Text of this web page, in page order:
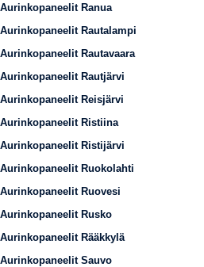
Aurinkopaneelit Ranua
Aurinkopaneelit Rautalampi
Aurinkopaneelit Rautavaara
Aurinkopaneelit Rautjärvi
Aurinkopaneelit Reisjärvi
Aurinkopaneelit Ristiina
Aurinkopaneelit Ristijärvi
Aurinkopaneelit Ruokolahti
Aurinkopaneelit Ruovesi
Aurinkopaneelit Rusko
Aurinkopaneelit Rääkkylä
Aurinkopaneelit Sauvo